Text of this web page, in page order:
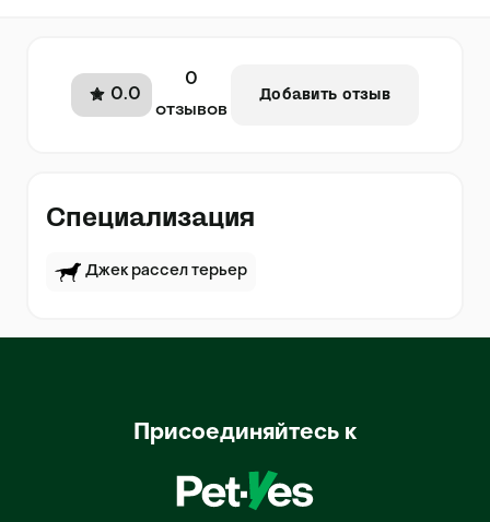
0.0
0
отзывов
Добавить отзыв
Специализация
Джек рассел терьер
Присоединяйтесь к